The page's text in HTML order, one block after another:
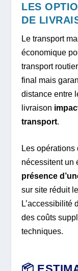
LES
DE
Le transport
économique
transport
final mais
distance entre
livraison
transport.
Les
nécessitent un
présence
sur site réduit
L’accessibilité
des coûts
techniques.